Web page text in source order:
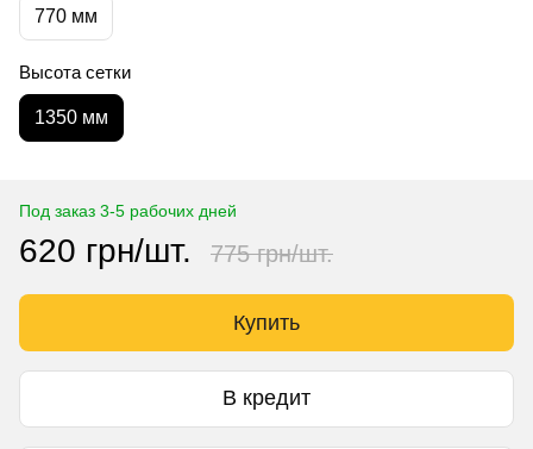
770 мм
Высота сетки
1350 мм
Под заказ 3-5 рабочих дней
620 грн/шт. 775 грн/шт.
Купить
В кредит